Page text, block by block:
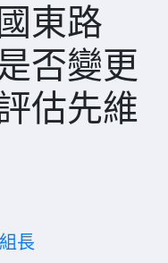
東路
否變更
估先維
長